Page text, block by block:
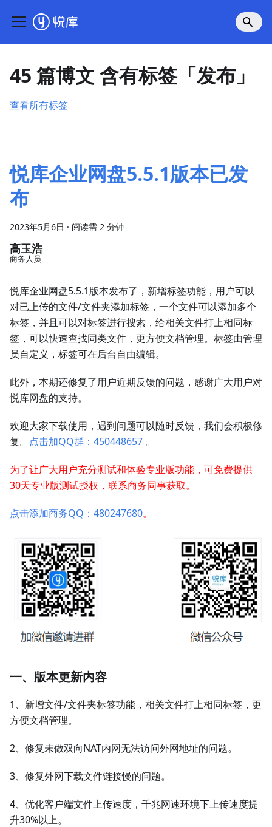
45 篇博文 含有标签「发布」
查看所有标签
悦库企业网盘5.5.1版本已发
布
2023年5月6日 · 阅读需 2 分钟
高玉浩
商务人员
悦库企业网盘5.5.1版本发布了，新增标签功能，用户可以
对已上传的文件/文件夹添加标签，一个文件可以添加多个
标签，并且可以对标签进行搜索，给相关文件打上相同标
签，可以快速查找同类文件，更方便文档管理。标签由管理
员自定义，标签可在后台自由编辑。
此外，本期还修复了用户近期反馈的问题，感谢广大用户对
悦库网盘的支持。
欢迎大家下载使用，遇到问题可以随时反馈，我们会积极修
复。 点击加QQ群：450448657 。
为了让广大用户充分测试和体验专业版功能，可免费提供
30天专业版测试授权，联系商务同事获取。
点击添加商务QQ：480247680。
一、版本更新内容
1、新增文件/文件夹标签功能，相关文件打上相同标签，更
方便文档管理。
2、修复未做双向NAT内网无法访问外网地址的问题。
3、修复外网下载文件链接慢的问题。
4、优化客户端文件上传速度，千兆网速环境下上传速度提
升30%以上。